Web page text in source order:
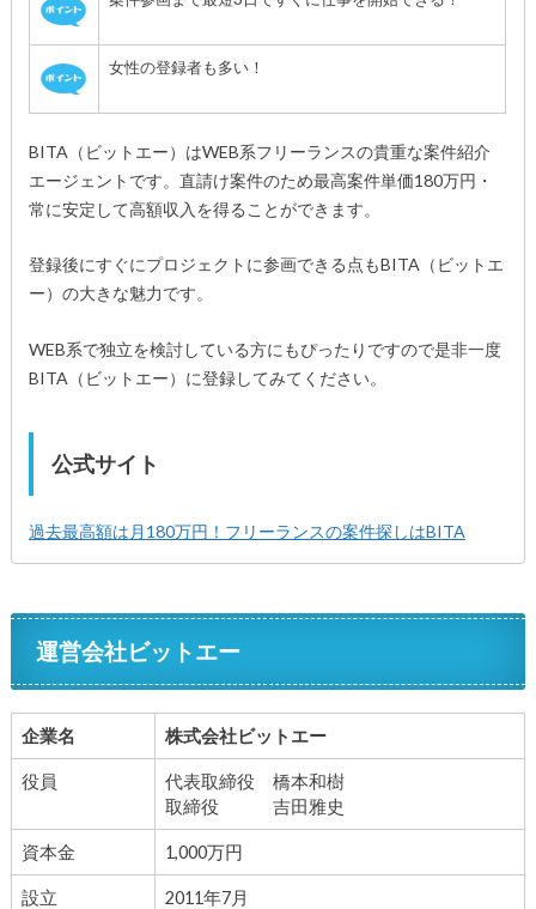
女性の登録者も多い！
BITA（ビットエー）はWEB系フリーランスの貴重な案件紹介
エージェントです。直請け案件のため最高案件単価180万円・
常に安定して高額収入を得ることができます。
登録後にすぐにプロジェクトに参画できる点もBITA（ビットエ
ー）の大きな魅力です。
WEB系で独立を検討している方にもぴったりですので是非一度
BITA（ビットエー）に登録してみてください。
公式サイト
過去最高額は月180万円！フリーランスの案件探しはBITA
運営会社ビットエー
企業名 株式会社ビットエー
役員
代表取締役 橋本和樹
取締役 吉田雅史
資本金 1,000万円
設立 2011年7月